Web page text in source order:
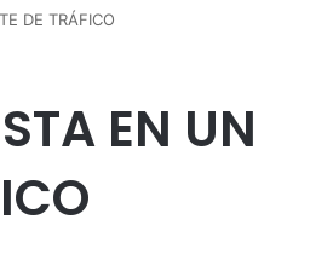
DE TRÁFICO
EN UN